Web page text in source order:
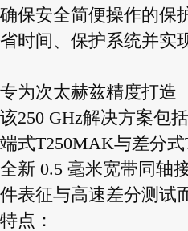
确保安全简便操作的保
省时间、保护系统并实
专为次太赫兹精度打造
该250 GHz解决方案包
端式T250MAK与差分
全新 0.5 毫米宽带同轴
件表征与高速差分测试
特点：